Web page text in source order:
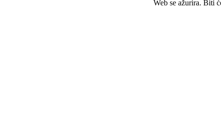
Web se ažurira. Biti